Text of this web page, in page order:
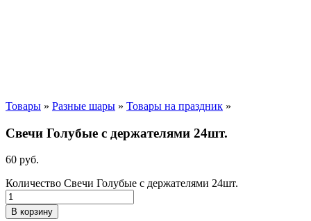
Товары » Разные шары » Товары на праздник »
Свечи Голубые с держателями 24шт.
60 руб.
Количество Свечи Голубые с держателями 24шт.
В корзину